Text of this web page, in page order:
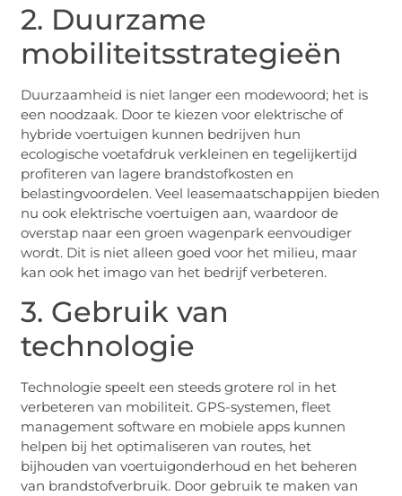
2. Duurzame
mobiliteitsstrategieën
Duurzaamheid is niet langer een modewoord; het is
een noodzaak. Door te kiezen voor elektrische of
hybride voertuigen kunnen bedrijven hun
ecologische voetafdruk verkleinen en tegelijkertijd
profiteren van lagere brandstofkosten en
belastingvoordelen. Veel leasemaatschappijen bieden
nu ook elektrische voertuigen aan, waardoor de
overstap naar een groen wagenpark eenvoudiger
wordt. Dit is niet alleen goed voor het milieu, maar
kan ook het imago van het bedrijf verbeteren.
3. Gebruik van
technologie
Technologie speelt een steeds grotere rol in het
verbeteren van mobiliteit. GPS-systemen, fleet
management software en mobiele apps kunnen
helpen bij het optimaliseren van routes, het
bijhouden van voertuigonderhoud en het beheren
van brandstofverbruik. Door gebruik te maken van